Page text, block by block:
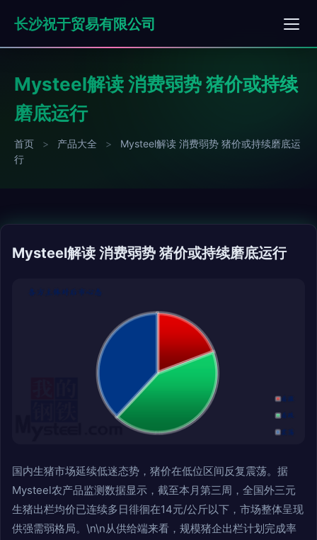
长沙祝于贸易有限公司
Mysteel解读 消费弱势 猪价或持续
磨底运行
首页 > 产品大全 >
Mysteel解读 消费弱势 猪价或持续磨底运
行
Mysteel解读 消费弱势 猪价或持续磨底运行
国内生猪市场延续低迷态势，猪价在低位区间反复震荡。据
Mysteel农产品监测数据显示，截至本月第三周，全国外三元
生猪出栏均价已连续多日徘徊在14元/公斤以下，市场整体呈现
供强需弱格局。\n\n从供给端来看，规模猪企出栏计划完成率